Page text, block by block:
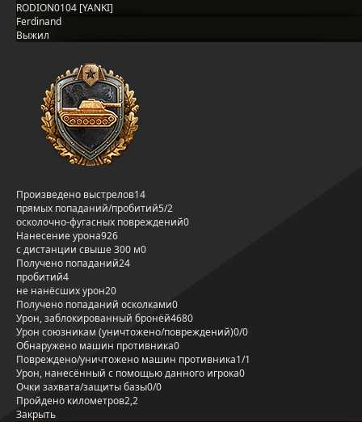
RODION0104 [YANKI]
Ferdinand
Выжил
Произведено выстрелов14
прямых попаданий/пробитий5/2
осколочно-фугасных повреждений0
Нанесение урона926
с дистанции свыше 300 м0
Получено попаданий24
пробитий4
не нанёсших урон20
Получено попаданий осколками0
Урон, заблокированный бронёй4680
Урон союзникам (уничтожено/повреждений)0/0
Обнаружено машин противника0
Повреждено/уничтожено машин противника1/1
Урон, нанесённый с помощью данного игрока0
Очки захвата/защиты базы0/0
Пройдено километров2,2
Закрыть